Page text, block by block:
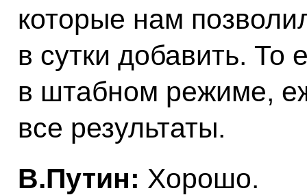
которые нам
в сутки добавить. То
в штабном режиме,
все результаты.
В.Путин: Хорошо.